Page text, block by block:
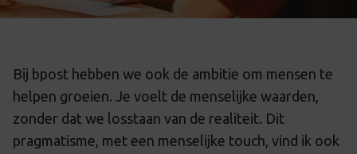
Bij bpost hebben we ook de ambitie om mensen te
helpen groeien. Je voelt de menselijke waarden,
zonder dat we losstaan van de realiteit. Dit
pragmatisme, met een menselijke touch, vind ik ook